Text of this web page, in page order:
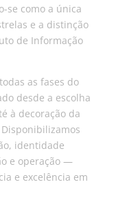
se como a única
e a distinção
de Informação
as fases do
desde a escolha
à decoração da
identidade
e operação —
e excelência em